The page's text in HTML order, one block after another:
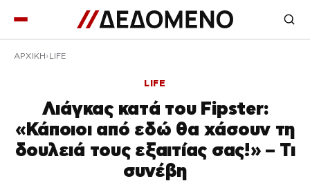
ΑΡΧΙΚΉ LIFE
LIFE
Λιάγκας κατά του Fipster:
«Κάποιοι από εδώ θα χάσουν τη
δουλειά τους εξαιτίας σας!» – Τι
συνέβη